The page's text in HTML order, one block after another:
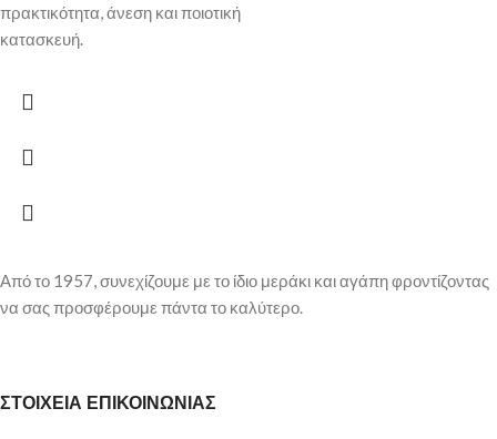
πρακτικότητα, άνεση και ποιοτική
κατασκευή.
Από το 1957, συνεχίζουμε με το ίδιο μεράκι και αγάπη φροντίζοντας
να σας προσφέρουμε πάντα το καλύτερο.
ΣΤΟΙΧΕΙΑ ΕΠΙΚΟΙΝΩΝΙΑΣ